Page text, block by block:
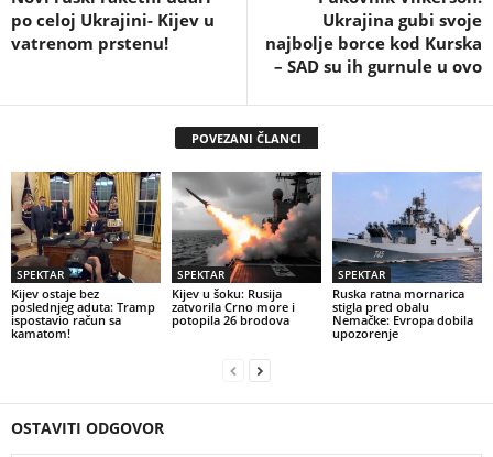
po celoj Ukrajini- Kijev u
vatrenom prstenu!
Ukrajina gubi svoje
najbolje borce kod Kurska
– SAD su ih gurnule u ovo
POVEZANI ČLANCI
SPEKTAR
Kijev ostaje bez
poslednjeg aduta: Tramp
ispostavio račun sa
kamatom!
SPEKTAR
Kijev u šoku: Rusija
zatvorila Crno more i
potopila 26 brodova
SPEKTAR
Ruska ratna mornarica
stigla pred obalu
Nemačke: Evropa dobila
upozorenje
OSTAVITI ODGOVOR